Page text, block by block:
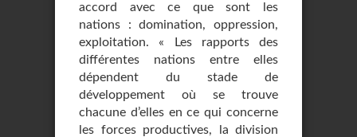
accord avec ce que sont les
nations : domination, oppres­sion,
exploitation. « Les rapports des
différentes nations entre elles
dépendent du sta­de de
développement où se trouve
chacune d’elles en ce qui concerne
les forces producti­ves, la division